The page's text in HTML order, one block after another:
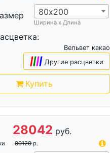
80х200
Ширина х Длина
Вельвет какао
|||| Другие расцветки
Купить
28042 руб.
80120 р.